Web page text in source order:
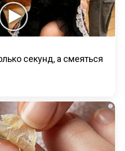
секунд, а смеяться
i